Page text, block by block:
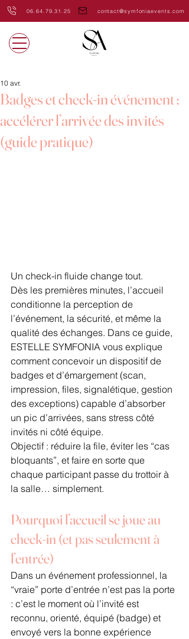
06.64.79.31.25 contact@symfoniaevents.com
Badges et check-in événement :
accélérer l’arrivée des invités
(guide pratique)
10 avr.
Un check-in fluide change tout.
Dès les premières minutes, l’accueil
conditionne la perception de
l’événement, la sécurité, et même la
qualité des échanges. Dans ce guide,
ESTELLE SYMFONIA vous explique
comment concevoir un dispositif de
badges et d’émargement (scan,
impression, files, signalétique, gestion
des exceptions) capable d’absorber
un pic d’arrivées, sans stress côté
invités ni côté équipe.
Objectif : réduire la file, éviter les “cas
bloquants”, et faire en sorte que
chaque participant passe du trottoir à
la salle… simplement.
Pourquoi l’accueil se joue au
check-in (et pas seulement à
l’entrée)
Dans un événement professionnel, la
“vraie” porte d’entrée n’est pas la porte
: c’est le moment où l’invité est
reconnu, orienté, équipé (badge) et
envoyé vers la bonne expérience